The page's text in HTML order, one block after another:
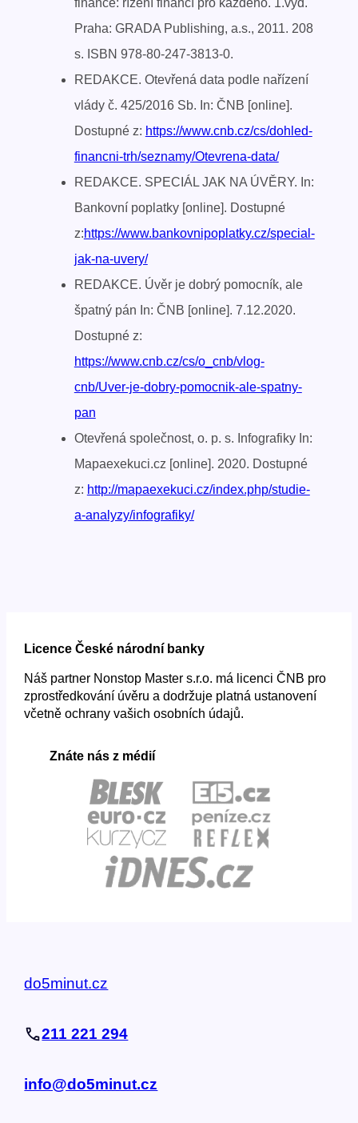
Praha: GRADA Publishing, a.s., 2011. 208
s. ISBN 978-80-247-3813-0.
REDAKCE. Otevřená data podle nařízení
vlády č. 425/2016 Sb. In: ČNB [online].
Dostupné z: https://www.cnb.cz/cs/dohled-
financni-trh/seznamy/Otevrena-data/
REDAKCE. SPECIÁL JAK NA ÚVĚRY. In:
Bankovní poplatky [online]. Dostupné
z:https://www.bankovnipoplatky.cz/special-
jak-na-uvery/
REDAKCE. Úvěr je dobrý pomocník, ale
špatný pán In: ČNB [online]. 7.12.2020.
Dostupné z:
https://www.cnb.cz/cs/o_cnb/vlog-
cnb/Uver-je-dobry-pomocnik-ale-spatny-
pan
Otevřená společnost, o. p. s. Infografiky In:
Mapaexekuci.cz [online]. 2020. Dostupné
z: http://mapaexekuci.cz/index.php/studie-
a-analyzy/infografiky/
Licence České národní banky
Náš partner Nonstop Master s.r.o. má licenci ČNB pro
zprostředkování úvěru a dodržuje platná ustanovení
včetně ochrany vašich osobních údajů.
Znáte nás z médií
do5minut.cz
211 221 294
info@do5minut.cz